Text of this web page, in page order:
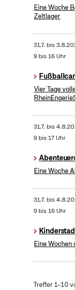
Eine Woche
Zeltlager
31.7. bis
9 bis 16 Uhr
Vier Tage
31.7. bis
9 bis 17 Uhr
Eine Woche
31.7. bis
9 bis 16 Uhr
Eine
Treffer 1–10